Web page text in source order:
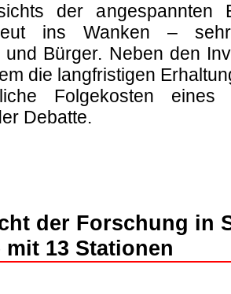
der angespannten
ins Wanken –
und Bürger. Neben den
die langfristigen
Folgekosten
Debatte.
der Forschung in
13 Stationen